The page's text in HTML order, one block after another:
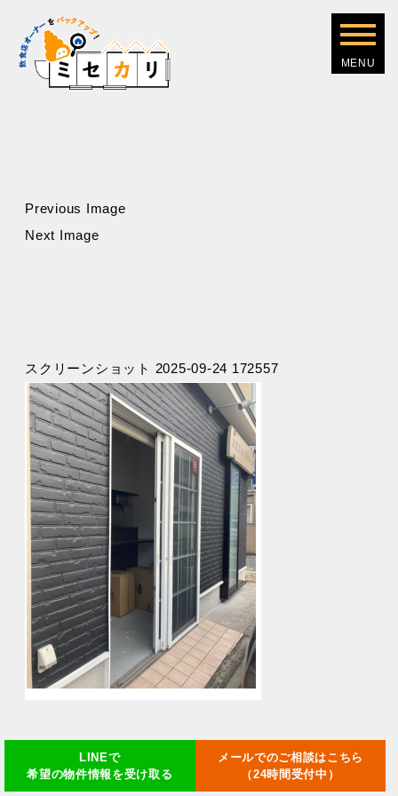
LINEで
希望の物件情報を受け取る
メールでのご相談はこちら
（24時間受付中）
Previous Image
Next Image
スクリーンショット 2025-09-24 172557